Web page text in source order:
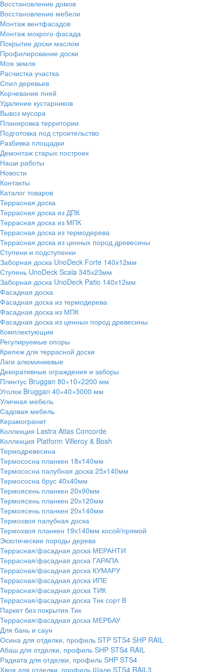
Восстановление домов
Восстановление мебели
Монтаж вентфасадов
Монтаж мокрого фасада
Покрытие доски маслом
Профилирование доски
Моя земля
Расчистка участка
Спил деревьев
Корчевание пней
Удаление кустарников
Вывоз мусора
Планировка территории
Подготовка под строительство
Разбивка площадки
Демонтаж старых построек
Наши работы
Новости
Контакты
Каталог товаров
Террасная доска
Террасная доска из ДПК
Террасная доска из МПК
Террасная доска из термодерева
Террасная доска из ценных пород древесины
Ступени и подступенки
Заборная доска UnoDeck Forte 140х12мм
Ступень UnoDeck Scala 345х23мм
Заборная доска UnoDeck Patio 140х12мм
Фасадная доска
Фасадная доска из термодерева
Фасадная доска из МПК
Фасадная доска из ценных пород древесины
Комплектующие
Регулируемые опоры
Крепеж для террасной доски
Лаги алюминиевые
Декоративные ограждения и заборы
Плинтус Bruggan 80×10×2200 мм
Уголок Bruggan 40×40×3000 мм
Уличная мебель
Садовая мебель
Керамогранит
Коллекция Lastra Atlas Concorde
Коллекция Platform Villeroy & Bosh
Термодревесина
Термососна планкен 18х140мм
Термососна палубная доска 25х140мм
Термососна брус 40х40мм
Термоясень планкен 20х90мм
Термоясень планкен 20х120мм
Термоясень планкен 20х140мм
Термохвоя палубная доска
Термохвоя планкен 19х140мм косой/прямой
Экзотические породы дерева
Террасная/фасадная доска МЕРАНТИ
Террасная/фасадная доска ГАРАПА
Террасная/фасадная доска КУМАРУ
Террасная/фасадная доска ИПЕ
Террасная/фасадная доска ТИК
Террасная/фасадная доска Тик сорт В
Паркет без покрытия Тик
Террасная/фасадная доска МЕРБАУ
Для бань и саун
Осина для отделки, профиль STP STS4 SHP RAIL
Абаш для отделки, профиль SHP STS4 RAIL
Радиата для отделки, профиль SHP STS4
Хвоя для отделки, профиль Шале STS4 RAIL3